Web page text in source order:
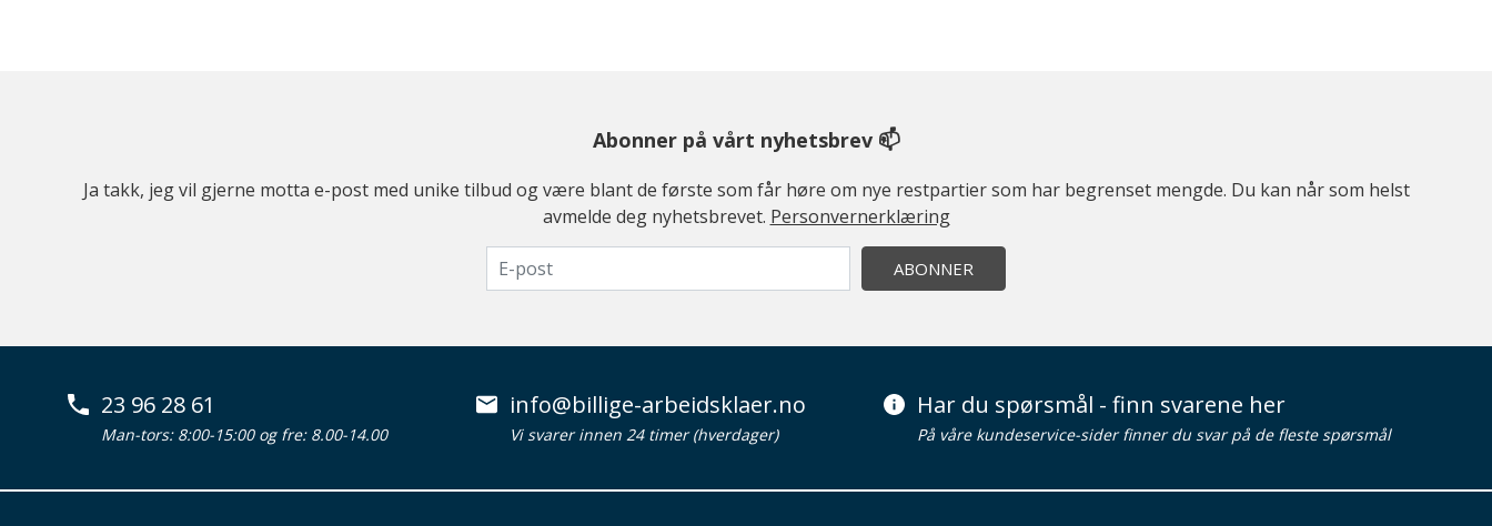
Abonner på vårt nyhetsbrev 📫
Ja takk, jeg vil gjerne motta e-post med unike tilbud og være blant de første som får høre om nye restpartier som har begrenset mengde. Du kan når som helst
avmelde deg nyhetsbrevet. Personvernerklæring
ABONNER
23 96 28 61
Man-tors: 8:00-15:00 og fre: 8.00-14.00
info@billige-arbeidsklaer.no
Vi svarer innen 24 timer (hverdager)
Har du spørsmål - finn svarene her
På våre kundeservice-sider finner du svar på de fleste spørsmål